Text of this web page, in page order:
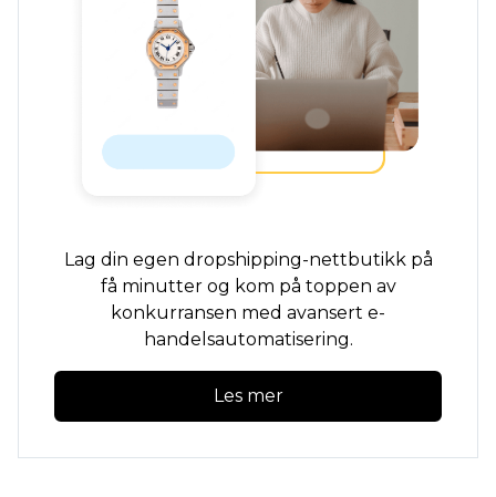
Lag din egen dropshipping-nettbutikk på
få minutter og kom på toppen av
konkurransen med avansert e-
handelsautomatisering.
Les mer